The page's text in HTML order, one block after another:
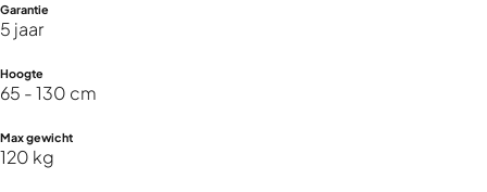
Garantie
5 jaar
Hoogte
65 - 130 cm
Max gewicht
120 kg